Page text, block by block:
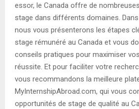
essor, le Canada offre de
stage dans différents domaines.
nous vous présenterons les étapes
stage rémunéré au Canada et vous
conseils pratiques pour maximiser
réussite. Et pour faciliter votre
vous recommandons la meilleure
MyInternshipAbroad.com, qui vous
opportunités de stage de qualité au